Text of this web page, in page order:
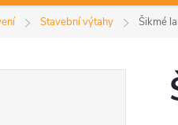
Stavební výtahy Šikmé